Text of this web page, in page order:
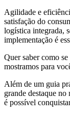
Agilidade e
satisfação do
logística integrada,
implementação é
Quer saber como
mostramos para
Além de um guia
grande destaque
é possível